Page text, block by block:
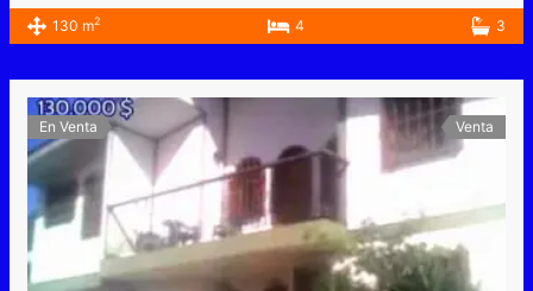
130 m2 4 3
En Venta Venta